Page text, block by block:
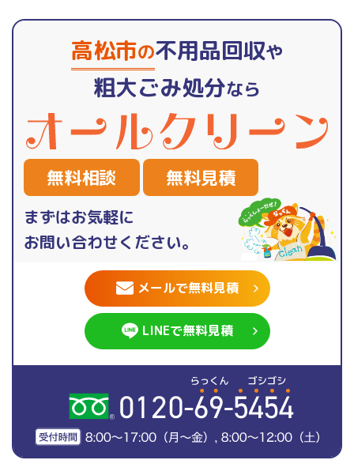
高松市の不用品回収や
粗大ごみ処分なら
無料相談 無料見積
まずはお気軽に
お問い合わせください。
メールで無料見積
LINEで無料見積